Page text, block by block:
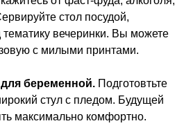
стол посудой,
вечеринки. Вы можете
с милыми принтами.
беременной. Подготовтьте
стул с пледом. Будущей
максимально комфортно.